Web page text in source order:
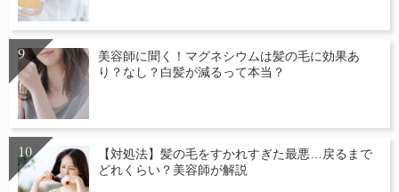
美容師に聞く！マグネシウムは髪の毛に効果あ
り？なし？白髪が減るって本当？
【対処法】髪の毛をすかれすぎた最悪…戻るまで
どれくらい？美容師が解説